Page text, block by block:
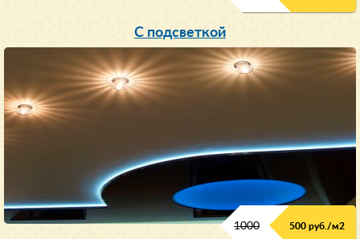
С подсветкой
1000 500 руб./м2